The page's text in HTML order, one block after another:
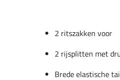
2 ritszakken voor
2 rijsplitten met
Brede elastische